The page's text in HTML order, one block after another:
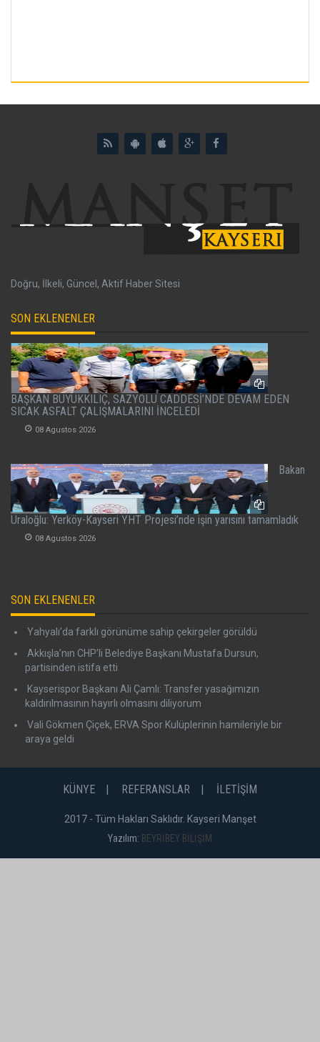
Doğru, İlkeli, Güncel, Aktif Haber Sitesi
SON EKLENENLER
BAŞKAN BÜYÜKKILIÇ, SAZYOLU CADDESİ’NDE DEVAM EDEN
SICAK ASFALT ÇALIŞMALARINI İNCELEDİ
08 Agustos 2026
Bakan
Uraloğlu: Yerköy-Kayseri YHT Projesi’nde işin yarısını tamamladık
08 Agustos 2026
SON EKLENENLER
Yahyalı’da farklı görünüme sahip çekirgeler görüldü
Akkışla’nın CHP’li Belediye Başkanı Mustafa Dursun,
partisinden istifa etti
Kayserispor Başkanı Ali Çamlı: Transfer yasağımızın
kaldırılmasının hayırlı olmasını diliyorum
Vali Gökmen Çiçek, ERVA Spor Kulüplerinin hamileriyle bir
araya geldi
KÜNYE REFERANSLAR İLETİŞİM
2017 - Tüm Hakları Saklıdır. Kayseri Manşet
Yazılım: BEYRİBEY BİLİŞİM